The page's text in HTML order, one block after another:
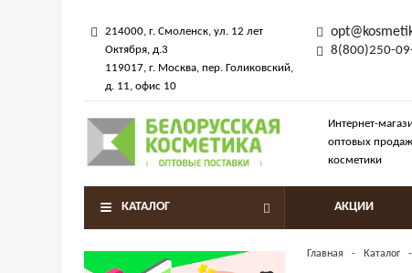
214000, г. Смоленск, ул. 12 лет
Октября, д.3
119017, г. Москва, пер. Голиковский,
д. 11, офис 10
8(800)250-
Интернет-
оптовых продаж
косметики
КАТАЛОГ АКЦИИ
Главная - Каталог -